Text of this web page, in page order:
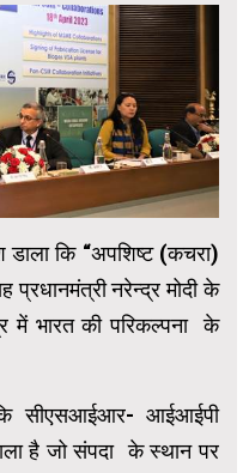
डाला कि “अपशिष्ट (कचरा)
नरेन्‍द्र मोदी के
में भारत की परिकल्पना के
सीएसआईआर- आईआईपी
है जो संपदा के स्थान पर